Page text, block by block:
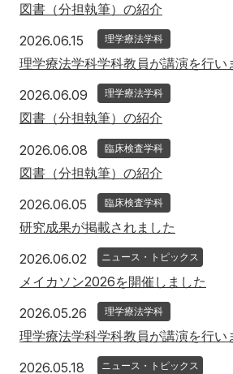
図書（分担執筆）の紹介
2026.06.15 2026年6月15日
理学療法学科
理学療法学科学科教員が講演を行い
2026.06.09 2026年6月9日
理学療法学科
図書（分担執筆）の紹介
2026.06.08 2026年6月8日
臨床検査学科
図書（分担執筆）の紹介
2026.06.05 2026年6月5日
臨床検査学科
研究成果が掲載されました
2026.06.02 2026年6月2日
ニュース・トピックス
メイカソン2026を開催しました
2026.05.26 2026年5月26日
理学療法学科
理学療法学科学科教員が講演を行い
2026.05.18 2026年5月18日
ニュース・トピックス